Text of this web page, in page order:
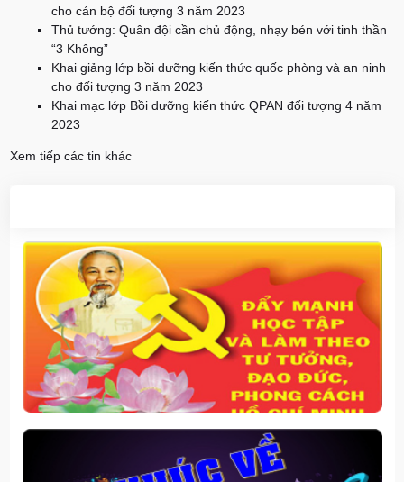
cho cán bộ đối tượng 3 năm 2023
Thủ tướng: Quân đội cần chủ động, nhạy bén với tinh thần
“3 Không”
Khai giảng lớp bồi dưỡng kiến thức quốc phòng và an ninh
cho đối tượng 3 năm 2023
Khai mạc lớp Bồi dưỡng kiến thức QPAN đối tượng 4 năm
2023
Xem tiếp các tin khác